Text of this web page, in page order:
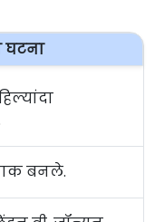
घटना
बनले.